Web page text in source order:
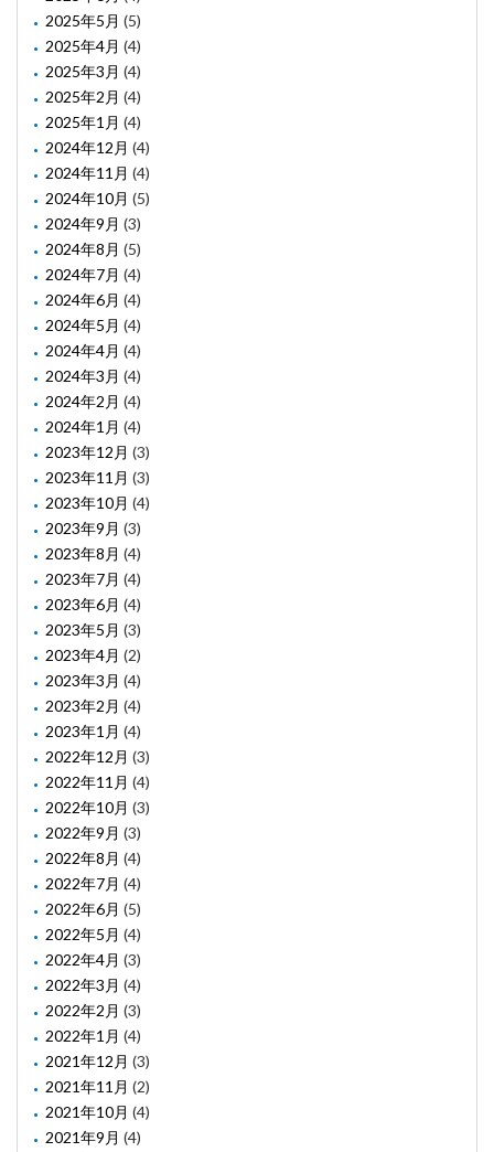
2025年5月 (5)
2025年4月 (4)
2025年3月 (4)
2025年2月 (4)
2025年1月 (4)
2024年12月 (4)
2024年11月 (4)
2024年10月 (5)
2024年9月 (3)
2024年8月 (5)
2024年7月 (4)
2024年6月 (4)
2024年5月 (4)
2024年4月 (4)
2024年3月 (4)
2024年2月 (4)
2024年1月 (4)
2023年12月 (3)
2023年11月 (3)
2023年10月 (4)
2023年9月 (3)
2023年8月 (4)
2023年7月 (4)
2023年6月 (4)
2023年5月 (3)
2023年4月 (2)
2023年3月 (4)
2023年2月 (4)
2023年1月 (4)
2022年12月 (3)
2022年11月 (4)
2022年10月 (3)
2022年9月 (3)
2022年8月 (4)
2022年7月 (4)
2022年6月 (5)
2022年5月 (4)
2022年4月 (3)
2022年3月 (4)
2022年2月 (3)
2022年1月 (4)
2021年12月 (3)
2021年11月 (2)
2021年10月 (4)
2021年9月 (4)